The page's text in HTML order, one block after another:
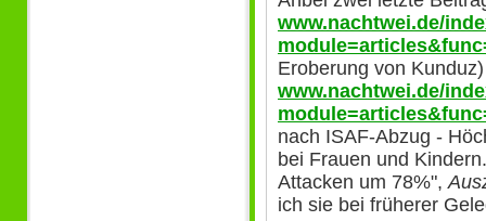
www.nachtwei.de/
Eroberung von
www.nachtwei.de/
nach ISAF-Abzug -
bei Frauen und
Attacken um 78%",
ich sie bei früherer